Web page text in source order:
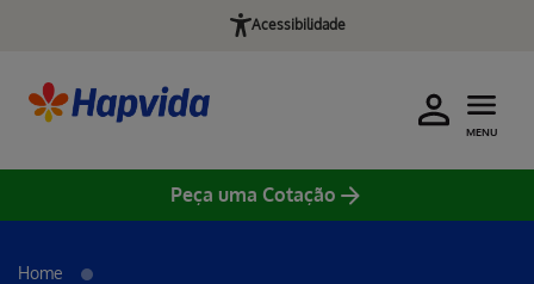
Acessibilidade
MENU
Peça uma Cotação
Home